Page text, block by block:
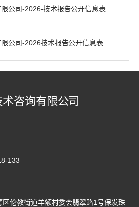
公司-2026-技术报告公开信息表
公司-2026技术报告公开信息表
咨询有限公司
133
区伦教街道羊额村委会翡翠路1号保发珠